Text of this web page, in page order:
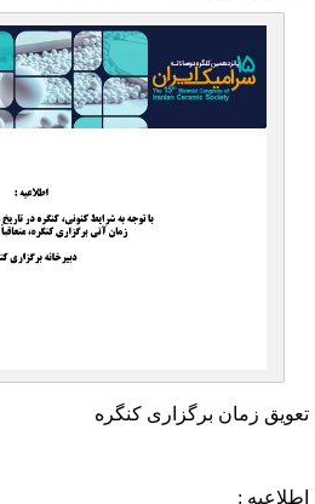
زمان برگزاری کنگره
: